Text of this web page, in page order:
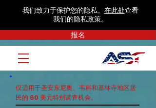
报名
我们致力于保护您的隐私。 在此处查看
我们的隐私政策。
仅适用于圣安东尼奥、韦科和基林寺地区居
民的 60 美元特别调查机会。